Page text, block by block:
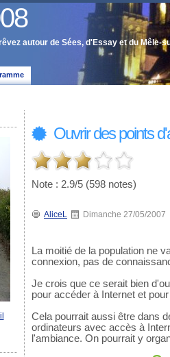
autour de Sées, d'Essay et du Mêle-
Ouvrir des points
Note : 2.9/5 (598 notes)
AliceL Dimanche 27/05/2007
La moitié de la population ne
connexion, pas de
Je crois que ce serait bien
pour accéder à Internet et
Cela pourrait aussi être dans
ordinateurs avec accès à
l'ambiance. On pourrait y